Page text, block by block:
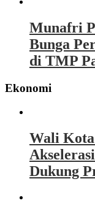
Munafri
Bunga
di TMP
Ekonomi
Wali
Dukung